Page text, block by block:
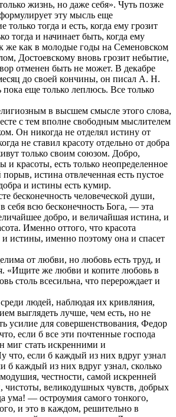
жизнь, но даже себя». Чуть позже
эту мысль еще
только тогда и есть, когда ему грозит
тогда и начинает быть, когда ему
же как в молодые годы на Семеновском
Достоевскому вновь грозит небытие,
отменен быть не может. В декабре
до своей кончины, он писал А. Н.
еще только леплюсь. Все только
в высшем смысле этого слова,
с тем вполне свободным мыслителем
Он никогда не отделял истину от
не ставил красоту отдельно от добра
только своим союзом. Добро,
и красоты, есть только неопределенное
истина отвлеченная есть пустое
и истины есть кумир.
бесконечность человеческой души,
себя всю бесконечность Бога, — эта
добро, и величайшая истина, и
Именно оттого, что красота
и истины, именно поэтому она и спасет
от любви, но любовь есть труд, и
«Ищите же любви и копите любовь в
столь всесильна, что перерождает и
людей, наблюдая их кривляния,
выглядеть лучше, чем есть, но не
усилие для совершенствования, Федор
если б все эти почтенные господа
миг стать искренними и
что, если б каждый из них вдруг узнал
б каждый из них вдруг узнал, сколько
честности, самой искренней
чистоты, великодушных чувств, добрых
ума! — остроумия самого тонкого,
и это в каждом, решительно в